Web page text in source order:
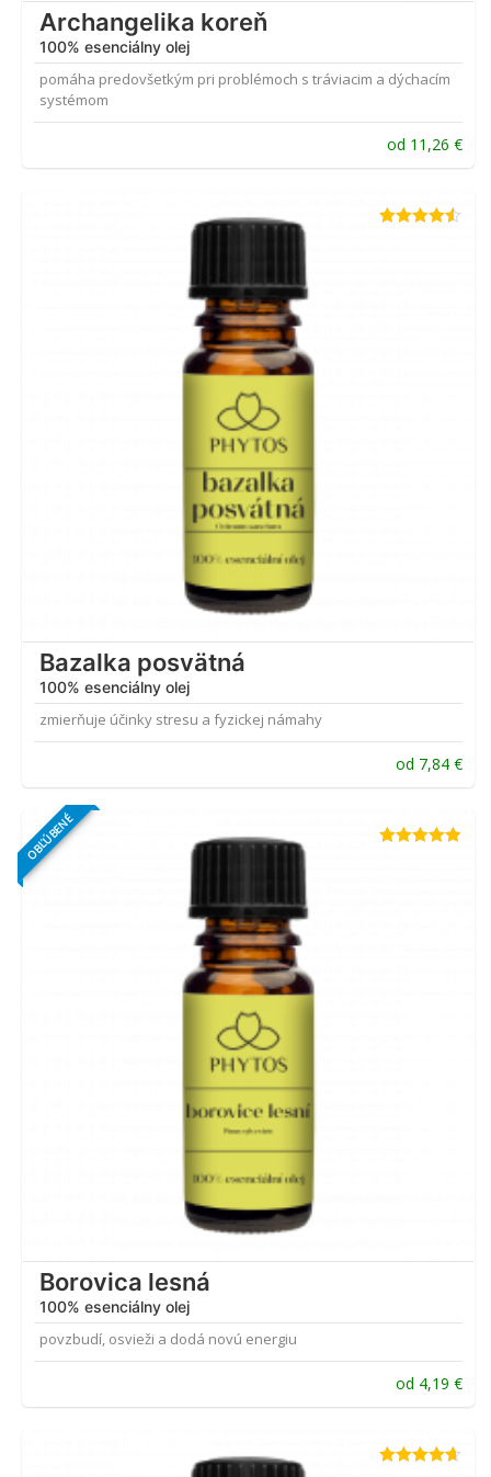
Archangelika koreň
100% esenciálny olej
pomáha predovšetkým pri problémoch s tráviacim a dýchacím
systémom
od 11,26 €
Bazalka posvätná
100% esenciálny olej
zmierňuje účinky stresu a fyzickej námahy
od 7,84 €
OBĽÚBENÉ
Borovica lesná
100% esenciálny olej
povzbudí, osvieži a dodá novú energiu
od 4,19 €